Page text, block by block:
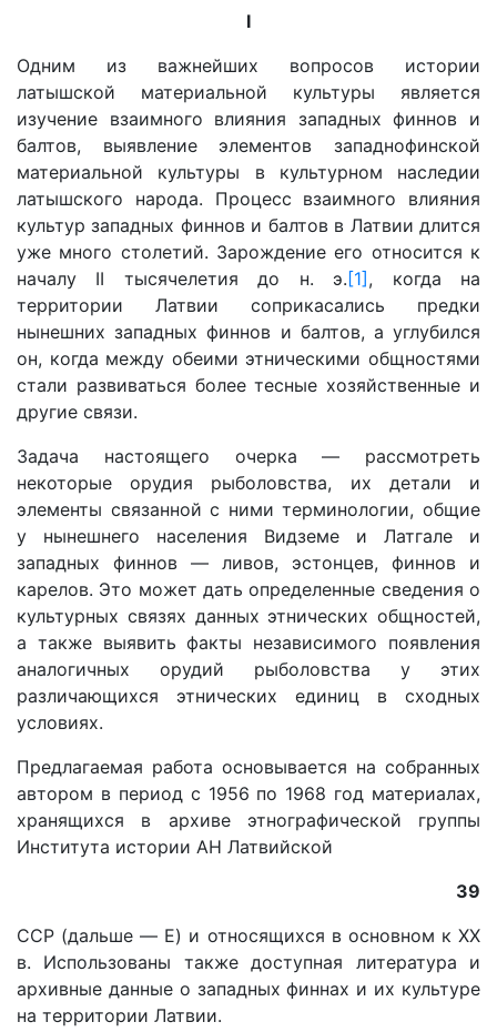
I
Одним из важнейших вопросов истории
латышской материальной культуры является
изучение взаимного влияния западных финнов и
балтов, выявление элементов западнофинской
материальной культуры в культурном наследии
латышского народа. Процесс взаимного влияния
культур западных финнов и балтов в Латвии длится
уже много столетий. Зарождение его относится к
началу II тысячелетия до н. э. [1] , когда на
территории Латвии соприкасались предки
нынешних западных финнов и балтов, а углубился
он, когда между обеими этническими общностями
стали развиваться более тесные хозяйственные и
другие связи.
Задача настоящего очерка — рассмотреть
некоторые орудия рыболовства, их детали и
элементы связанной с ними терминологии, общие
у нынешнего населения Видземе и Латгале и
западных финнов — ливов, эстонцев, финнов и
карелов. Это может дать определенные сведения о
культурных связях данных этнических общностей,
а также выявить факты независимого появления
аналогичных орудий рыболовства у этих
различающихся этнических единиц в сходных
условиях.
Предлагаемая работа основывается на собранных
автором в период с 1956 по 1968 год материалах,
хранящихся в архиве этнографической группы
Института истории АН Латвийской
39
ССР (дальше — E) и относящихся в основном к XX
в. Использованы также доступная литература и
архивные данные о западных финнах и их культуре
на территории Латвии.